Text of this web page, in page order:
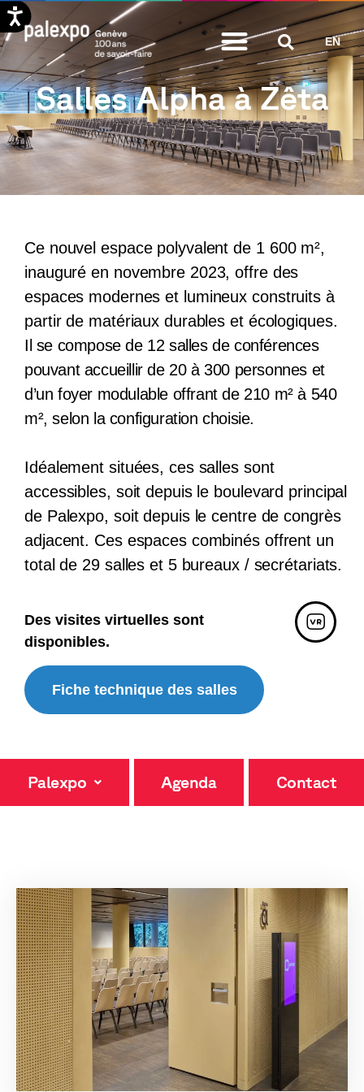
Aller
au
contenu
EN
Salles Alpha à Zêta
Ce nouvel espace polyvalent de 1 600 m²,
inauguré en novembre 2023, offre des
espaces modernes et lumineux construits à
partir de matériaux durables et écologiques.
Il se compose de 12 salles de conférences
pouvant accueillir de 20 à 300 personnes et
d’un foyer modulable offrant de 210 m² à 540
m², selon la configuration choisie.
Idéalement situées, ces salles sont
accessibles, soit depuis le boulevard principal
de Palexpo, soit depuis le centre de congrès
adjacent. Ces espaces combinés offrent un
total de 29 salles et 5 bureaux / secrétariats.
Des visites virtuelles sont
disponibles.
Fiche technique des salles
Palexpo Agenda Contact